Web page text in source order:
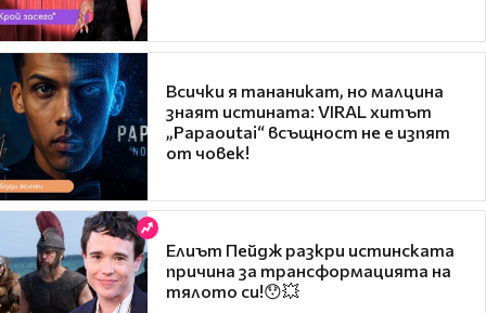
Всички я тананикат, но малцина
знаят истината: VIRAL хитът
„Papaoutai“ всъщност не е изпят
от човек!
Елиът Пейдж разкри истинската
причина за трансформацията на
тялото си!😯💥